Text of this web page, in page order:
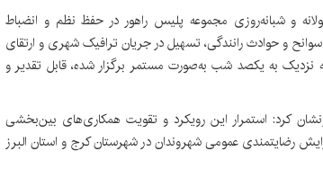
و شبانه‌روزی مجموعه پلیس راهور در حفظ نظم و انضباط
و حوادث رانندگی، تسهیل در جریان ترافیک شهری و ارتقای
نزدیک به یکصد شب به‌صورت مستمر برگزار شده، قابل تقدیر و
کرد: استمرار این رویکرد و تقویت همکاری‌های بین‌بخشی
رضایتمندی عمومی شهروندان در شهرستان کرج و استان البرز